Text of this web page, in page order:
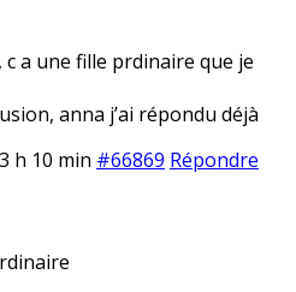
a une fille prdinaire que je
anna j’ai répondu déjà
h 10 min #66869 Répondre